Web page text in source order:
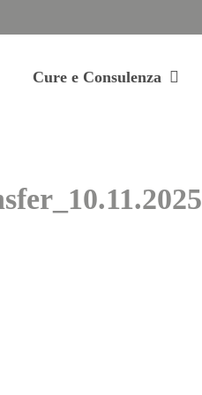
Cure e Consulenza